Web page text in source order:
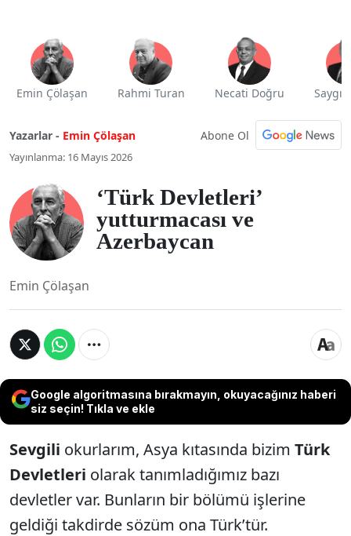
Emin Çölaşan Rahmi Turan Necati Doğru Saygı
Yazarlar - Emin Çölaşan Abone Ol
Yayınlanma: 16 Mayıs 2026
‘Türk Devletleri’
yutturmacası ve
Azerbaycan
Emin Çölaşan
Google algoritmasına bırakmayın, okuyacağınız haberi
siz seçin! Tıkla ve ekle
Sevgili okurlarım, Asya kıtasında bizim Türk
Devletleri olarak tanımladığımız bazı
devletler var. Bunların bir bölümü işlerine
geldiği takdirde sözüm ona Türk’tür.